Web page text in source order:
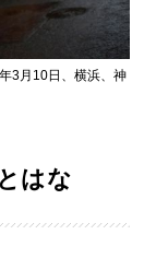
3月10日、横浜、神
はな